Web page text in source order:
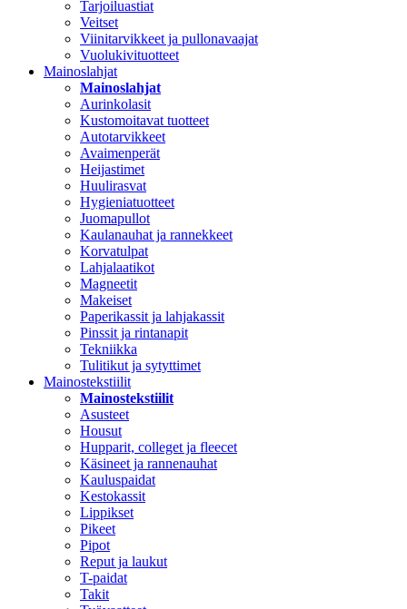
Tarjoiluastiat
Veitset
Viinitarvikkeet ja pullonavaajat
Vuolukivituotteet
Mainoslahjat
Mainoslahjat
Aurinkolasit
Kustomoitavat tuotteet
Autotarvikkeet
Avaimenperät
Heijastimet
Huulirasvat
Hygieniatuotteet
Juomapullot
Kaulanauhat ja rannekkeet
Korvatulpat
Lahjalaatikot
Magneetit
Makeiset
Paperikassit ja lahjakassit
Pinssit ja rintanapit
Tekniikka
Tulitikut ja sytyttimet
Mainostekstiilit
Mainostekstiilit
Asusteet
Housut
Hupparit, colleget ja fleecet
Käsineet ja rannenauhat
Kauluspaidat
Kestokassit
Lippikset
Pikeet
Pipot
Reput ja laukut
T-paidat
Takit